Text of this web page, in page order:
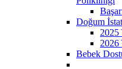
Doğum
Bebek